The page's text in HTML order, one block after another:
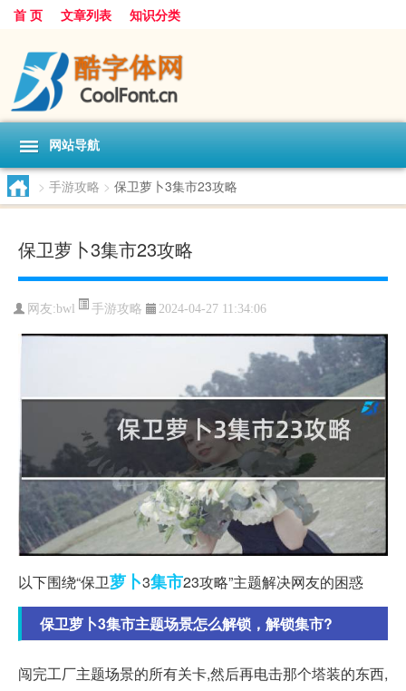
首 页 文章列表 知识分类
网站导航
> 手游攻略 > 保卫萝卜3集市23攻略
保卫萝卜3集市23攻略
网友:bwl 手游攻略 2024-04-27 11:34:06
以下围绕“保卫萝卜3集市23攻略”主题解决网友的困惑
保卫萝卜3集市主题场景怎么解锁，解锁集市?
闯完工厂主题场景的所有关卡,然后再电击那个塔装的东西,